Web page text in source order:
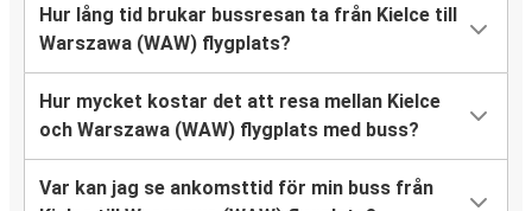
Hur lång tid brukar bussresan ta från Kielce till
Warszawa (WAW) flygplats?
Hur mycket kostar det att resa mellan Kielce
och Warszawa (WAW) flygplats med buss?
Var kan jag se ankomsttid för min buss från